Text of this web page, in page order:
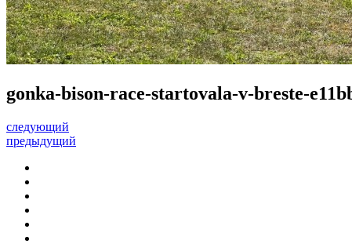
gonka-bison-race-startovala-v-breste-
следующий
предыдущий